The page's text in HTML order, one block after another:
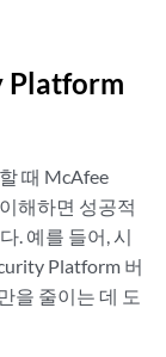
Platform
때 McAfee
해하면 성공적
. 예를 들어, 시
Platform 버
을 줄이는 데 도